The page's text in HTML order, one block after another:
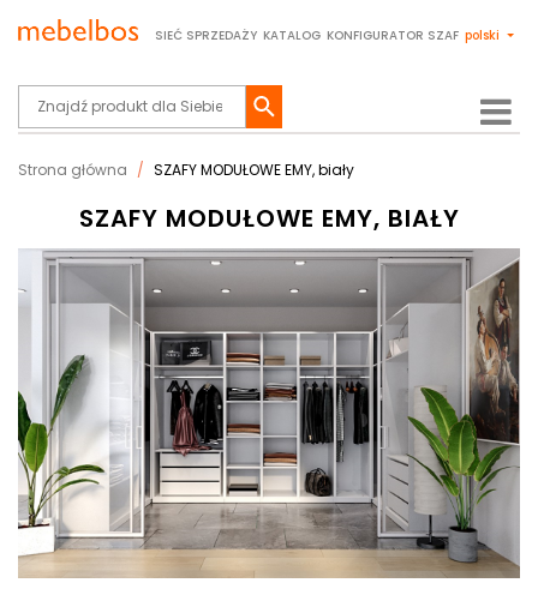
SIEĆ SPRZEDAŻY KATALOG KONFIGURATOR SZAF polski
Strona główna SZAFY MODUŁOWE EMY, biały
SZAFY MODUŁOWE EMY, BIAŁY